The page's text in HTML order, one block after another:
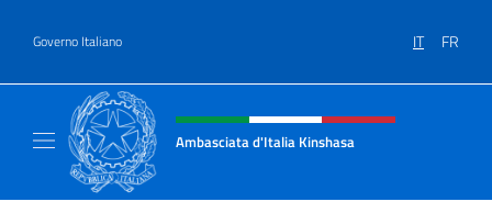
Governo Italiano IT FR
Intestazione sito, social e menù
Ambasciata d'Italia Kinshasa